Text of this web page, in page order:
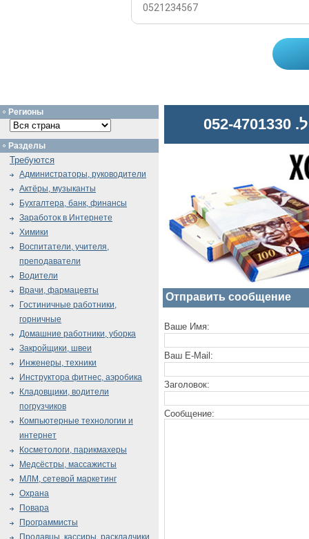
Отправить сообщение
Ваше Имя:
Ваш E-Mail:
Заголовок:
Сообщение:
Регионы
Разделы
Требуются
Администраторы, руководители
Актёры, музыканты
Бухгалтера, банк, финансы
Заработок в Интернете
Химики
Воспитатели, учителя,
преподаватели
Водители
Врачи, фармацевты
Гостиничные работники,
горничные
Домашние работники, уборка
Закройщики, швеи
Инженеры, техники
Инструктора фитнес, аэробика
Кладовщики, водители
погрузчиков
Компьютерные технологии и
интернет
Косметологи, парикмахеры
Медсёстры, массажисты
МЛМ, сетевой маркетинг
Охрана
Повара
Программисты
Продавцы, кассиры, раскладчики